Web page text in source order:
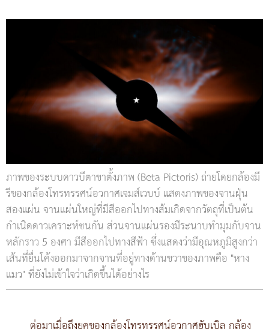
ภาพของระบบดาวบีตาขาตั้งภาพ (Beta Pictoris) ถ่ายโดยกล้องมี
รีของกล้องโทรทรรศน์อวกาศเจมส์เวบบ์ แสดงภาพของจานฝุ่น
สองแผ่น จานแผ่นใหญ่ที่มีสีออกไปทางส้มเกิดจากวัตถุที่เป็นต้น
กำเนิดดาวเคราะห์ชนกัน ส่วนจานแผ่นรองมีระนาบทำมุมกับจาน
หลักราว 5 องศา มีสีออกไปทางสีฟ้า ซึ่งแสดงว่ามีอุณหภูมิสูงกว่า
เส้นที่ยื่นโค้งออกมาจากจานที่อยู่ทางด้านขวาของภาพคือ "หาง
แมว" ที่ยังไม่เข้าใจว่าเกิดขึ้นได้อย่างไร